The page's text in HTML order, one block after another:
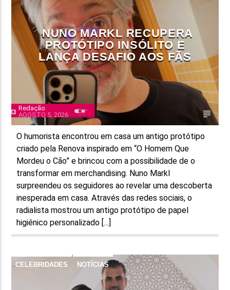
NUNO MARKL RECUPERA
PROTÓTIPO INSÓLITO E
LANÇA DESAFIO AOS FÃS
Redação
AGOSTO 5, 2026
O humorista encontrou em casa um antigo protótipo
criado pela Renova inspirado em “O Homem Que
Mordeu o Cão” e brincou com a possibilidade de o
transformar em merchandising. Nuno Markl
surpreendeu os seguidores ao revelar uma descoberta
inesperada em casa. Através das redes sociais, o
radialista mostrou um antigo protótipo de papel
higiénico personalizado […]
CELEBRIDADES NOTÍCIAS